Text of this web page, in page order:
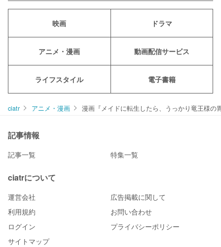
映画 ドラマ
アニメ・漫画 動画配信サービス
ライフスタイル 電子書籍
ciatr アニメ・漫画 漫画『メイドに転生したら、うっかり竜王様
記事情報
記事一覧 特集一覧
ciatrについて
運営会社
広告掲載に関して
利用規約
お問い合わせ
ログイン
プライバシーポリシー
サイトマップ